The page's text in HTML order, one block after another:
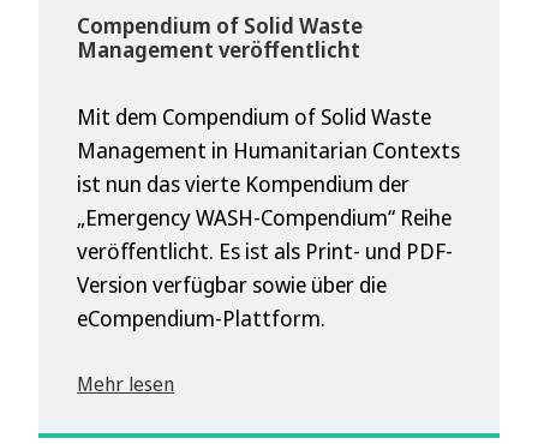
Compendium of Solid Waste
Management veröffentlicht
Mit dem Compendium of Solid Waste
Management in Humanitarian Contexts
ist nun das vierte Kompendium der
„Emergency WASH-Compendium“ Reihe
veröffentlicht. Es ist als Print- und PDF-
Version verfügbar sowie über die
eCompendium-Plattform.
Mehr lesen